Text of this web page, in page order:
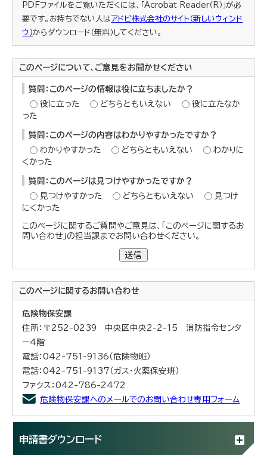
PDFファイルをご覧いただくには、「Acrobat Reader（R）」が必
要です。お持ちでない人はアドビ株式会社のサイト（新しいウィンド
ウ）からダウンロード（無料）してください。
このページについて、ご意見をお聞かせください
質問：このページの情報は役に立ちましたか？
役に立った
どちらともいえない
役に立たなか
った
質問：このページの内容はわかりやすかったですか？
わかりやすかった
どちらともいえない
わかりに
くかった
質問：このページは見つけやすかったですか？
見つけやすかった
どちらともいえない
見つけ
にくかった
このページに関するご質問やご意見は、「このページに関するお
問い合わせ」の担当課までお問い合わせください。
送信
このページに関するお問い合わせ
危険物保安課
住所：〒252-0239 中央区中央2-2-15 消防指令センタ
ー4階
電話：042-751-9136（危険物班）
電話：042-751-9137（ガス・火薬保安班）
ファクス：042-786-2472
危険物保安課へのメールでのお問い合わせ専用フォーム
申請書ダウンロード